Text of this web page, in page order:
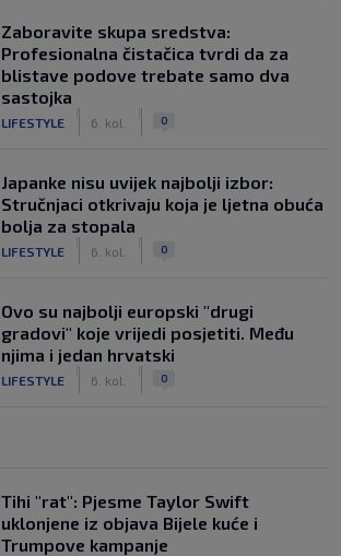
Zaboravite skupa sredstva:
Profesionalna čistačica tvrdi da za
blistave podove trebate samo dva
sastojka
LIFESTYLE 6. kol. 0
Japanke nisu uvijek najbolji izbor:
Stručnjaci otkrivaju koja je ljetna obuća
bolja za stopala
LIFESTYLE 6. kol. 0
Ovo su najbolji europski "drugi
gradovi" koje vrijedi posjetiti. Među
njima i jedan hrvatski
LIFESTYLE 6. kol. 0
Tihi "rat": Pjesme Taylor Swift
uklonjene iz objava Bijele kuće i
Trumpove kampanje